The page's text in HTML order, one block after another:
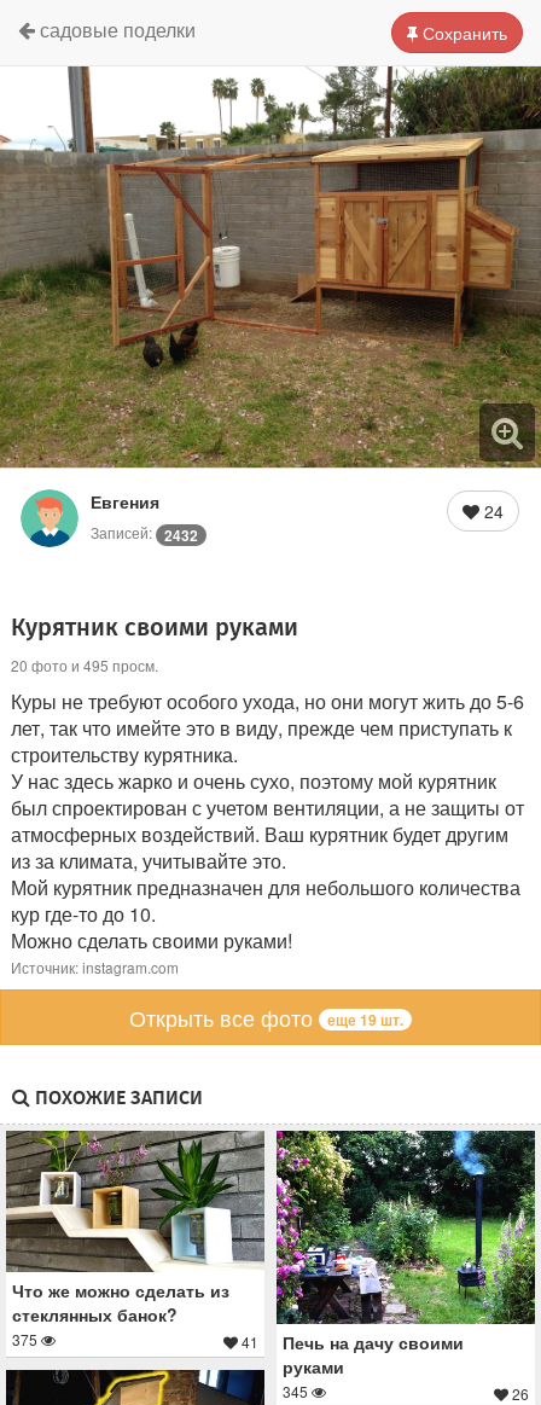
Сохранить
садовые поделки
Евгения
Записей: 2432
24
Курятник своими руками
20 фото и 495 просм.
Куры не требуют особого ухода, но они могут жить до 5-6
лет, так что имейте это в виду, прежде чем приступать к
строительству курятника.
У нас здесь жарко и очень сухо, поэтому мой курятник
был спроектирован с учетом вентиляции, а не защиты от
атмосферных воздействий. Ваш курятник будет другим
из за климата, учитывайте это.
Мой курятник предназначен для небольшого количества
кур где-то до 10.
Можно сделать своими руками!
Источник: instagram.com
Открыть все фото еще 19 шт.
ПОХОЖИЕ ЗАПИСИ
Что же можно сделать из
стеклянных банок?
375 41
Печь на дачу своими
руками
345 26